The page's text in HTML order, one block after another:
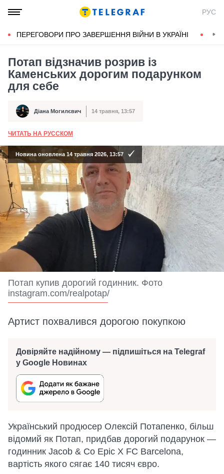
РУС
ПЕРЕГОВОРИ ПРО ЗАВЕРШЕННЯ ВІЙНИ В УКРАЇНІ
Потап відзначив розрив із
Каменських дорогим подарунком
для себе
Автор Діана Могилєвич
Дата публікації 14 травня, 13:57
ЧИТАТЬ НА РУССКОМ
Новина оновлена 14 травня 2026, 13:57
Потап купив дорогий годинник. Фото
instagram.com/realpotap/
Артист похвалився дорогою покупкою
Довіряйте надійному — підпишіться на Telegraf
у Google Новинах
Український продюсер Олексій Потапенко, більш
відомий як Потап, придбав дорогий подарунок —
годинник Jacob & Co Epic X FC Barcelona,
вартість якого сягає 140 тисяч євро.